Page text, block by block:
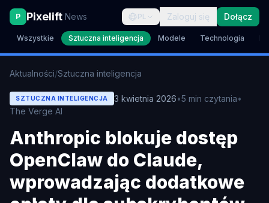
P Pixelift News PL Zaloguj się Dołącz
Wszystkie Sztuczna inteligencja Modele Technologia
Aktualności/Sztuczna inteligencja
SZTUCZNA INTELIGENCJA 3 kwietnia 2026•5 min czytania•
The Verge AI
Anthropic blokuje dostęp
OpenClaw do Claude,
wprowadzając dodatkowe